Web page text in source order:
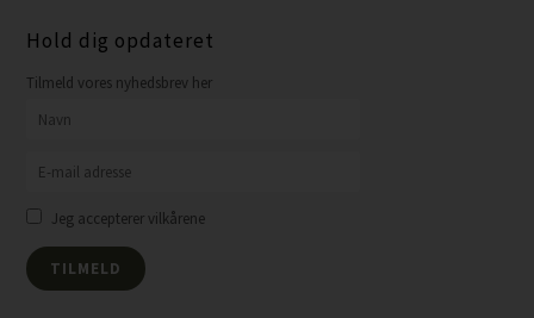
Hold dig opdateret
Tilmeld vores nyhedsbrev her
Jeg accepterer vilkårene